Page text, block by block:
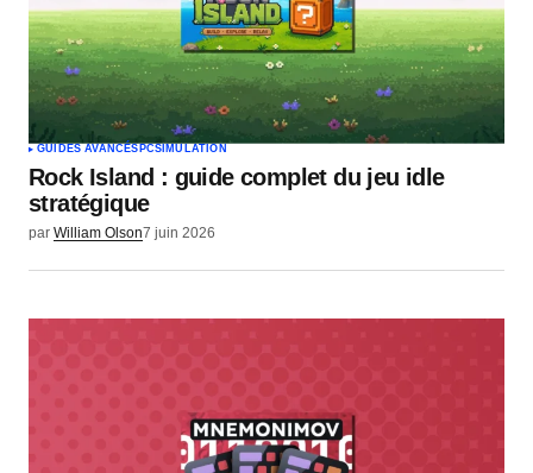
GUIDES AVANCÉS PCSIMULATION
Rock Island : guide complet du jeu idle
stratégique
par William Olson7 juin 2026